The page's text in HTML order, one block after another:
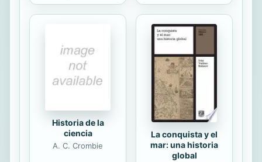
Historia de la
ciencia
A. C. Crombie
La conquista y el
mar: una historia
global